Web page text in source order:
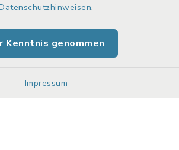
.
Kenntnis genommen
Impressum
Sitemap